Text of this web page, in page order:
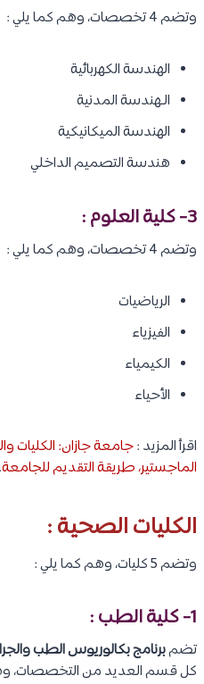
وتضم 4 تخصصات، وهم كما يلي :
الهندسة الكهربائية
الـهندسة المدنية
الهندسة الميكانيكية
هندسة التصميم الداخلي
3- كلية العلوم :
وتضم 4 تخصصات، وهم كما يلي :
الرياضيات
الفيزياء
الكيمياء
الأحياء
اقرأ المزيد :جامعة جازان: الكليات
الماجستير، طريقة التقديم للجامعة.
الكليات الصحية :
وتضم 5 كليات، وهم كما يلي :
1- كلية الطب :
تضمبرنامج بكالوريوس الطب
كل قسم العديد من التخصصات،